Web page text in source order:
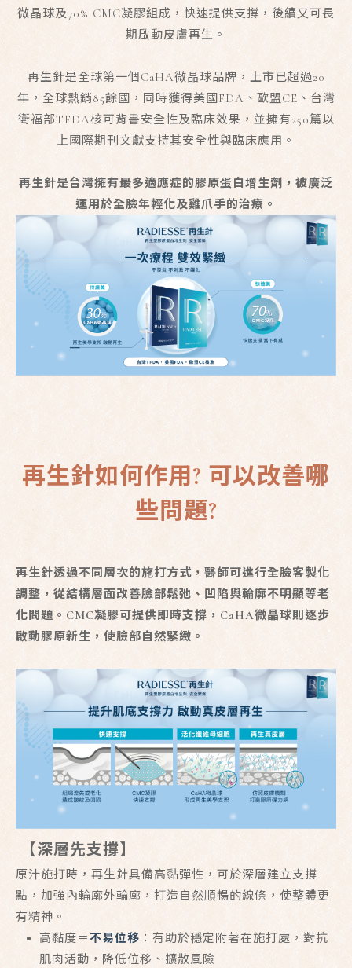
微晶球及70% CMC凝膠組成，快速提供支撐，後續又可長
期啟動皮膚再生。
再生針是全球第一個CaHA微晶球品牌，上市已超過20
年，全球熱銷85餘國，同時獲得美國FDA、歐盟CE、台灣
衛福部TFDA核可背書安全性及臨床效果，並擁有250篇以
上國際期刊文獻支持其安全性與臨床應用。
再生針是台灣擁有最多適應症的膠原蛋白增生劑，被廣泛
運用於全臉年輕化及雞爪手的治療。
再生針如何作用? 可以改善哪
些問題?
再生針透過不同層次的施打方式，醫師可進行全臉客製化
調整，從結構層面改善臉部鬆弛、凹陷與輪廓不明顯等老
化問題。CMC凝膠可提供即時支撐，CaHA微晶球則逐步
啟動膠原新生，使臉部自然緊緻。
【深層先支撐】
原汁施打時，再生針具備高黏彈性，可於深層建立支撐
點，加強內輪廓外輪廓，打造自然順暢的線條，使整體更
有精神。
高黏度＝不易位移 ：有助於穩定附著在施打處，對抗
肌肉活動，降低位移、擴散風險